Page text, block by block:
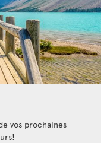
vos prochaines